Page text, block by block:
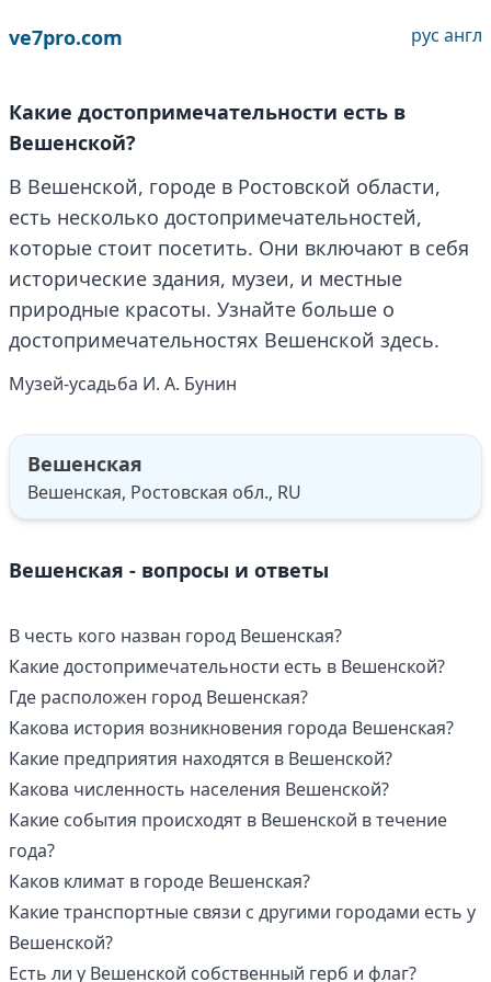
ve7pro.com рус англ
Какие достопримечательности есть в
Вешенской?
В Вешенской, городе в Ростовской области,
есть несколько достопримечательностей,
которые стоит посетить. Они включают в себя
исторические здания, музеи, и местные
природные красоты. Узнайте больше о
достопримечательностях Вешенской здесь.
Музей-усадьба И. А. Бунин
Вешенская
Вешенская, Ростовская обл., RU
Вешенская - вопросы и ответы
В честь кого назван город Вешенская?
Какие достопримечательности есть в Вешенской?
Где расположен город Вешенская?
Какова история возникновения города Вешенская?
Какие предприятия находятся в Вешенской?
Какова численность населения Вешенской?
Какие события происходят в Вешенской в течение
года?
Каков климат в городе Вешенская?
Какие транспортные связи с другими городами есть у
Вешенской?
Есть ли у Вешенской собственный герб и флаг?